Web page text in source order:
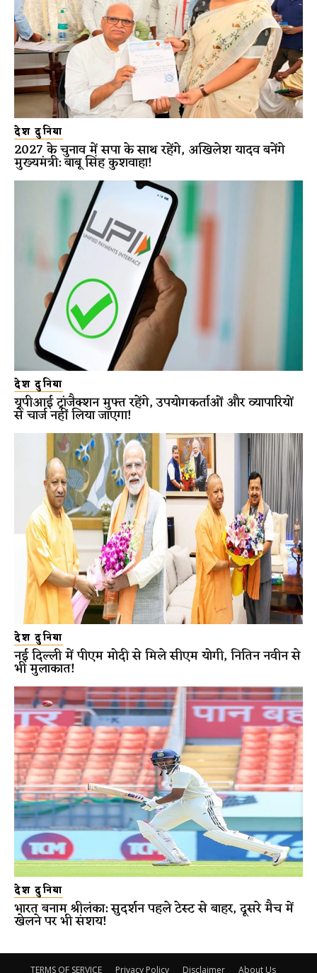
देश दुनिया
2027 के चुनाव में सपा के साथ रहेंगे, अखिलेश यादव बनेंगे
मुख्यमंत्री: बाबू सिंह कुशवाहा!
देश दुनिया
यूपीआई ट्रांजैक्शन मुफ्त रहेंगे, उपयोगकर्ताओं और व्यापारियों
से चार्ज नहीं लिया जाएगा!
देश दुनिया
नई दिल्ली में पीएम मोदी से मिले सीएम योगी, नितिन नवीन से
भी मुलाकात!
देश दुनिया
भारत बनाम श्रीलंका: सुदर्शन पहले टेस्ट से बाहर, दूसरे मैच में
खेलने पर भी संशय!
TERMS OF SERVICE Privacy Policy Disclaimer About Us